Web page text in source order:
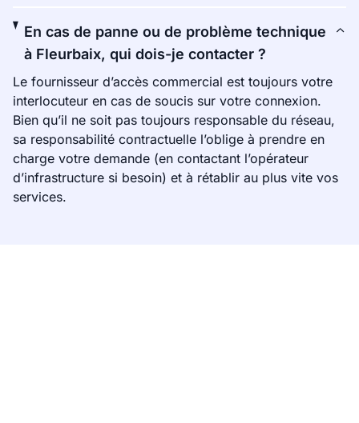
En cas de panne ou de problème technique
à Fleurbaix, qui dois-je contacter ?
Le fournisseur d’accès commercial est toujours votre
interlocuteur en cas de soucis sur votre connexion.
Bien qu’il ne soit pas toujours responsable du réseau,
sa responsabilité contractuelle l’oblige à prendre en
charge votre demande (en contactant l’opérateur
d’infrastructure si besoin) et à rétablir au plus vite vos
services.